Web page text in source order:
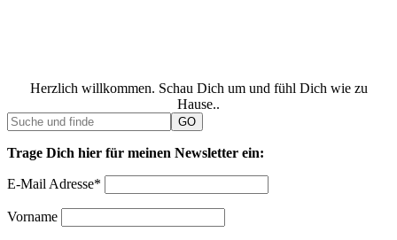
Herzlich willkommen. Schau Dich um und fühl Dich wie zu
Hause..
Trage Dich hier für meinen Newsletter ein:
E-Mail Adresse*
Vorname